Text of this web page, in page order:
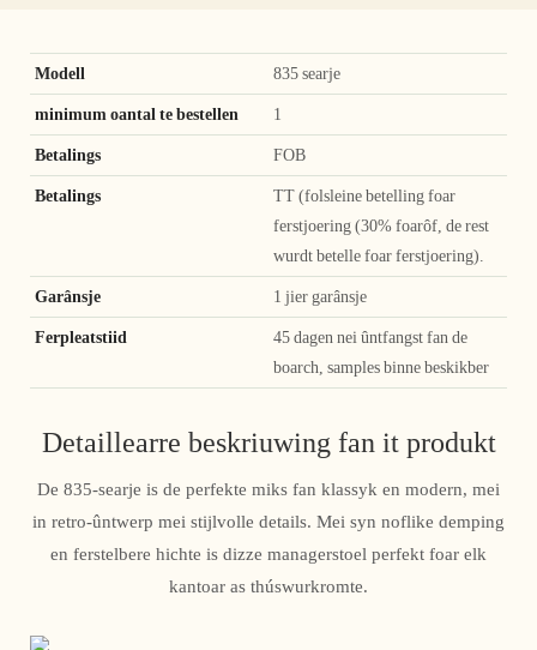
Modell 835 searje
minimum oantal te bestellen 1
Betalings FOB
Betalings
TT (folsleine betelling foar
ferstjoering (30% foarôf, de rest
wurdt betelle foar ferstjoering).
Garânsje 1 jier garânsje
Ferpleatstiid
45 dagen nei ûntfangst fan de
boarch, samples binne beskikber
Detaillearre beskriuwing fan it produkt
De 835-searje is de perfekte miks fan klassyk en modern, mei
in retro-ûntwerp mei stijlvolle details. Mei syn noflike demping
en ferstelbere hichte is dizze managerstoel perfekt foar elk
kantoar as thúswurkromte.